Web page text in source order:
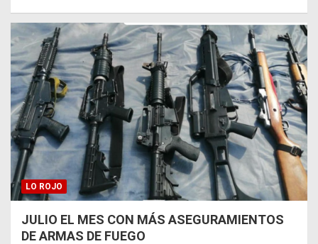
LO ROJO
JULIO EL MES CON MÁS ASEGURAMIENTOS
DE ARMAS DE FUEGO